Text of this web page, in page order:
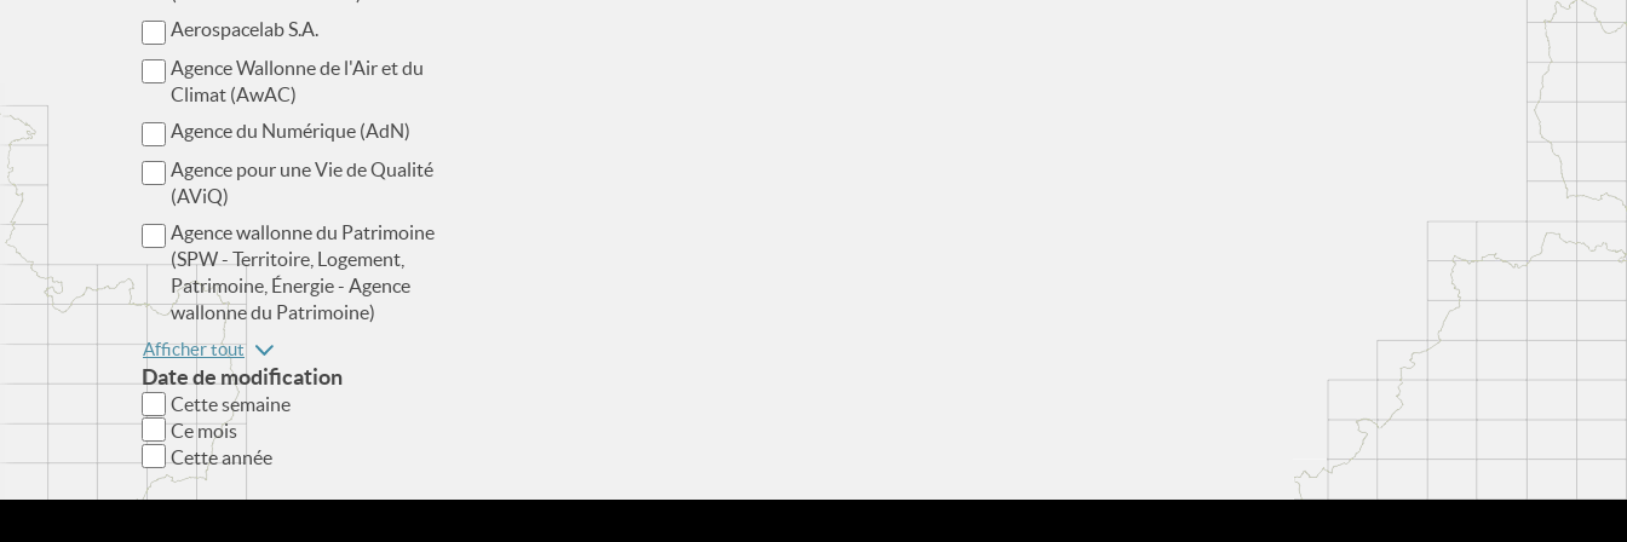
Aerospacelab S.A.
Agence Wallonne de l'Air et du
Climat (AwAC)
Agence du Numérique (AdN)
Agence pour une Vie de Qualité
(AViQ)
Agence wallonne du Patrimoine
(SPW - Territoire, Logement,
Patrimoine, Énergie - Agence
wallonne du Patrimoine)
Afficher tout
Date de modification
Cette semaine
Ce mois
Cette année